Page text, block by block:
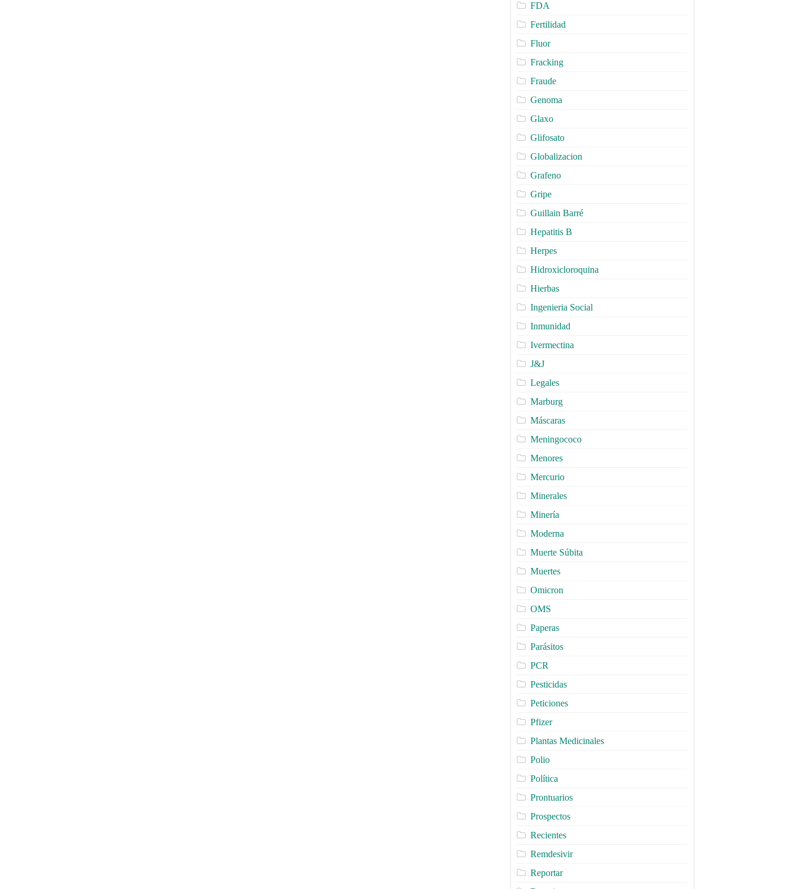
FDA
Fertilidad
Fluor
Fracking
Fraude
Genoma
Glaxo
Glifosato
Globalizacion
Grafeno
Gripe
Guillain Barré
Hepatitis B
Herpes
Hidroxicloroquina
Hierbas
Ingenieria Social
Inmunidad
Ivermectina
J&J
Legales
Marburg
Máscaras
Meningococo
Menores
Mercurio
Minerales
Minería
Moderna
Muerte Súbita
Muertes
Omicron
OMS
Paperas
Parásitos
PCR
Pesticidas
Peticiones
Pfizer
Plantas Medicinales
Polio
Política
Prontuarios
Prospectos
Recientes
Remdesivir
Reportar